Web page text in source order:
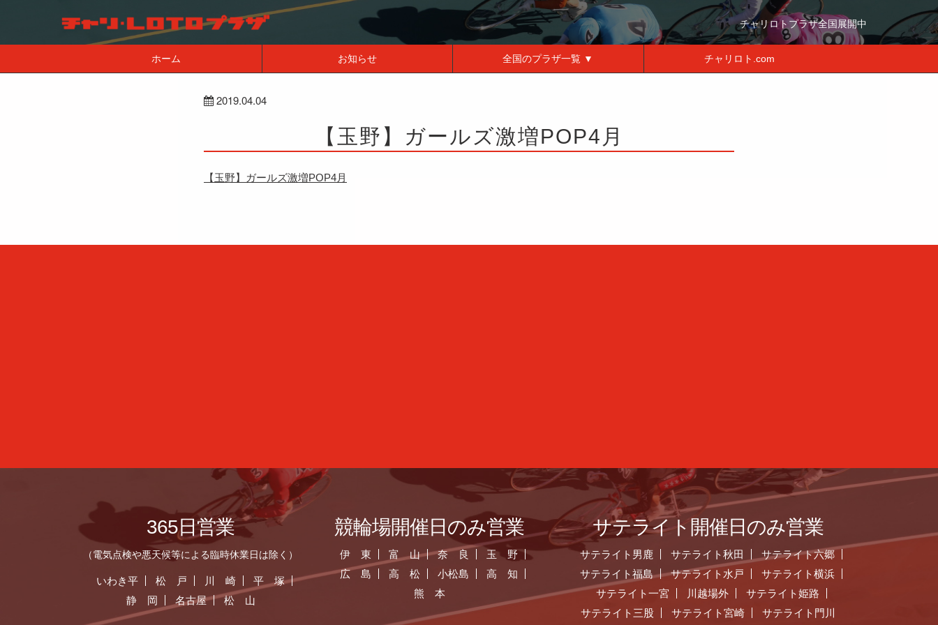
チャリロトプラザ全国展開中
ホーム お知らせ 全国のプラザ一覧 ▼ チャリロト.com
2019.04.04
【玉野】ガールズ激増POP4月
【玉野】ガールズ激増POP4月
365日営業
（電気点検や悪天候等による臨時休業日は除く）
いわき平 松 戸 川 崎
平 塚
静 岡
名古屋 松 山
競輪場開催日のみ営業
伊 東 富 山 奈 良
玉 野
広 島
高 松 小松島
高 知
熊 本
サテライト開催日のみ営業
サテライト男鹿 サテライト秋田
サテライト六郷
サテライト福島
サテライト水戸
サテライト横浜
サテライト一宮
川越場外
サテライト姫路
サテライト三股
サテライト宮崎 サテライト門川